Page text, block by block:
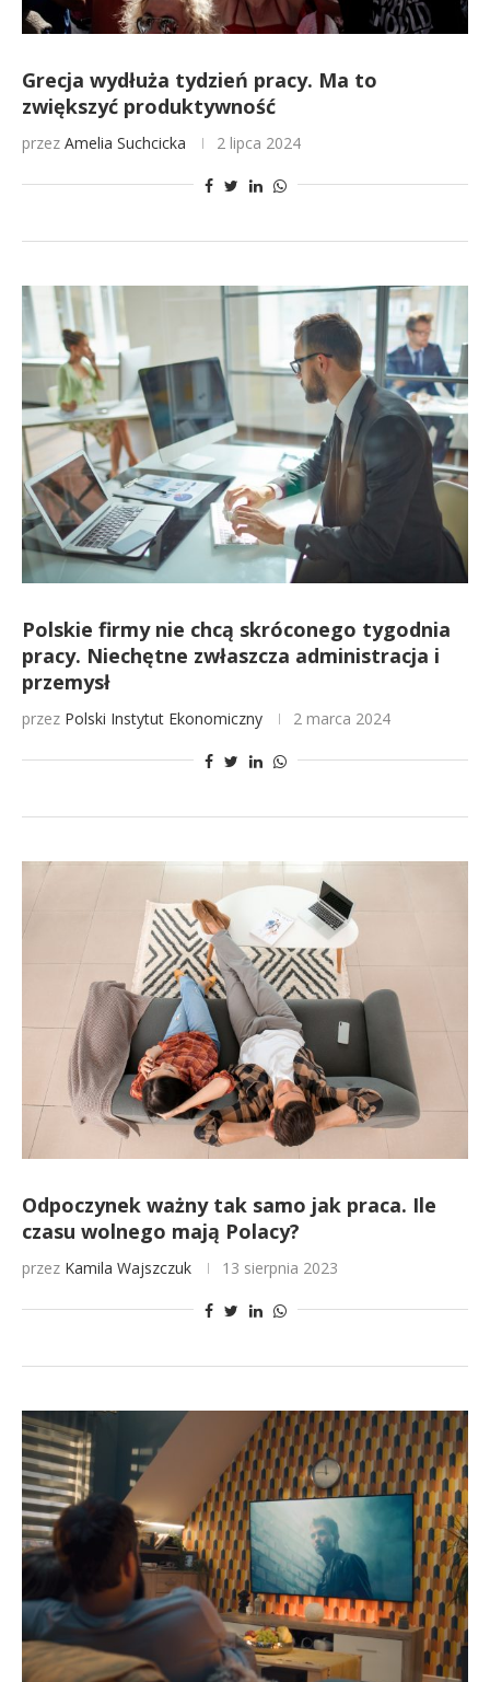
Grecja wydłuża tydzień pracy. Ma to
zwiększyć produktywność
przez Amelia Suchcicka 2 lipca 2024
Polskie firmy nie chcą skróconego tygodnia
pracy. Niechętne zwłaszcza administracja i
przemysł
przez Polski Instytut Ekonomiczny 2 marca 2024
Odpoczynek ważny tak samo jak praca. Ile
czasu wolnego mają Polacy?
przez Kamila Wajszczuk 13 sierpnia 2023